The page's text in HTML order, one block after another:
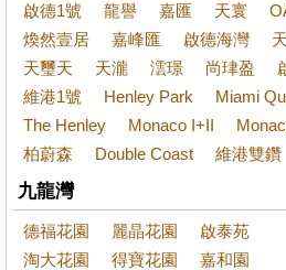
啟德1號 龍譽 嘉匯 天寰
煥然壹居
嘉峰匯 啟德海灣
天璽天
天瀧 澐璟 尚珒盈
維港1號
Henley Park
Miami
The Henley
Monaco I+II
柏蔚森
Double Coast 維港雙鑽
九龍灣
德福花園 麗晶花園
啟泰苑
淘大花園
得寶花園 嘉和園